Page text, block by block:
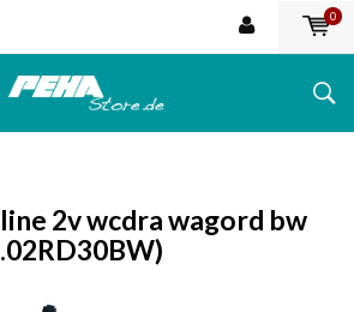
0
2v wcdra wagord bw